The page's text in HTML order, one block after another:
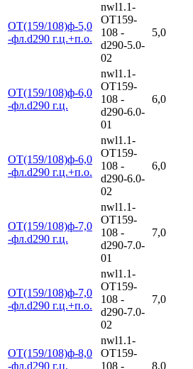
ОТ(159/108)ф-5,0
-фл.d290 г.ц.+п.о.
nwl1.1-
ОТ159-
108 -
d290-5.0-
02
5,0
ОТ(159/108)ф-6,0
-фл.d290 г.ц.
nwl1.1-
ОТ159-
108 -
d290-6.0-
01
6,0
ОТ(159/108)ф-6,0
-фл.d290 г.ц.+п.о.
nwl1.1-
ОТ159-
108 -
d290-6.0-
02
6,0
ОТ(159/108)ф-7,0
-фл.d290 г.ц.
nwl1.1-
ОТ159-
108 -
d290-7.0-
01
7,0
ОТ(159/108)ф-7,0
-фл.d290 г.ц.+п.о.
nwl1.1-
ОТ159-
108 -
d290-7.0-
02
7,0
ОТ(159/108)ф-8,0
-фл.d290 г.ц.
nwl1.1-
ОТ159-
108 -
8,0